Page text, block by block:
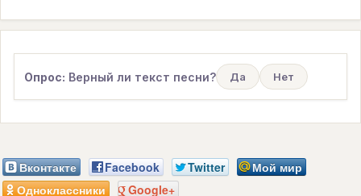
Опрос: Верный ли текст песни? Да Нет
Вконтакте Facebook Twitter
Мой мир
Одноклассники
Google+